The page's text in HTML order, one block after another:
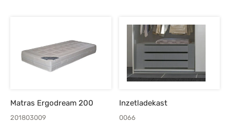
€919,-.
Matras Ergodream 200
201803009
Inzetladekast
0066